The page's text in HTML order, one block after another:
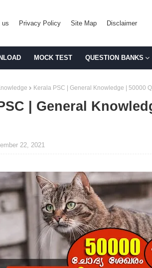
us Privacy Policy Site Map Disclaimer
MOCK TEST QUESTION BANKS
Kerala PSC | General Knowledge | 50000
| General
22, 2021